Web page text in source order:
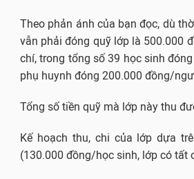
Theo phản ánh của bạn đọc, dù
vẫn phải đóng quỹ lớp là 500.000
chí, trong tổng số 39 học sinh
phụ huynh đóng 200.000 đồng/
Tổng số tiền quỹ mà lớp này thu
Kế hoạch thu, chi của lớp dựa
(130.000 đồng/học sinh, lớp có tất